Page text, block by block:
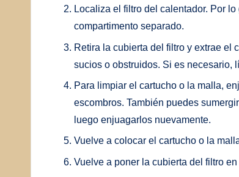
Localiza el filtro del calentador. Por
compartimento separado.
Retira la cubierta del filtro y extrae el
sucios o obstruidos. Si es necesario,
Para limpiar el cartucho o la malla,
escombros. También puedes
luego enjuagarlos nuevamente.
Vuelve a colocar el cartucho o la
Vuelve a poner la cubierta del filtro en